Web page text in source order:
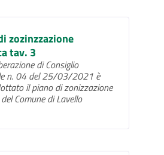
zozinzzazione
tav. 3
di Consiglio
n. 04 del 25/03/2021 è
il piano di zonizzazione
Comune di Lavello